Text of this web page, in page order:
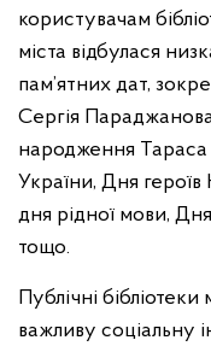
користувачам
міста відбулася
пам’ятних дат,
Сергія
народження
України, Дня
дня рідної мови,
тощо.
Публічні
важливу соціальну